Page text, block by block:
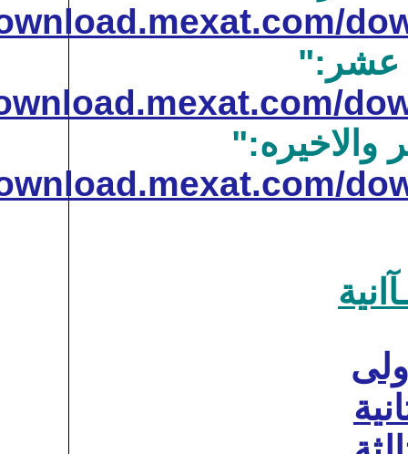
http://
http://
http://